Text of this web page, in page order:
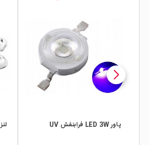
پاور LED 3W فرابنفش UV لنز LED 60^ 20mm بدون هولدر